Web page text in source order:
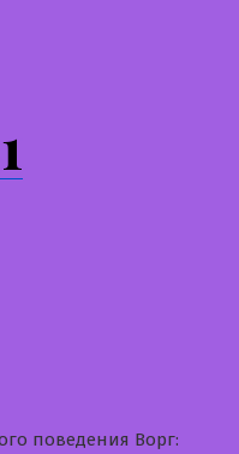
поведения Ворг: